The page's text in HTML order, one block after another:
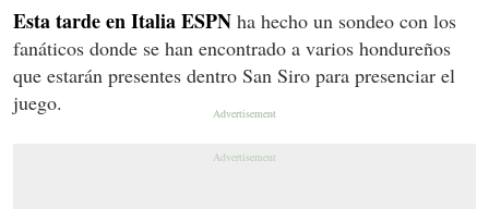
Esta tarde en Italia ESPN ha hecho un sondeo con los
fanáticos donde se han encontrado a varios hondureños
que estarán presentes dentro San Siro para presenciar el
juego.